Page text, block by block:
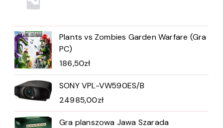
Plants vs Zombies Garden Warfare (Gra
PC)
186,50zł
SONY VPL-VW590ES/B
24985,00zł
Gra planszowa Jawa Szarada